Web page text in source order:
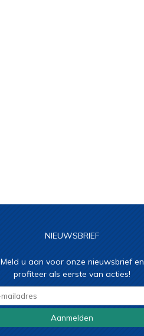
NIEUWSBRIEF
Meld u aan voor onze nieuwsbrief en
profiteer als eerste van acties!
Aanmelden